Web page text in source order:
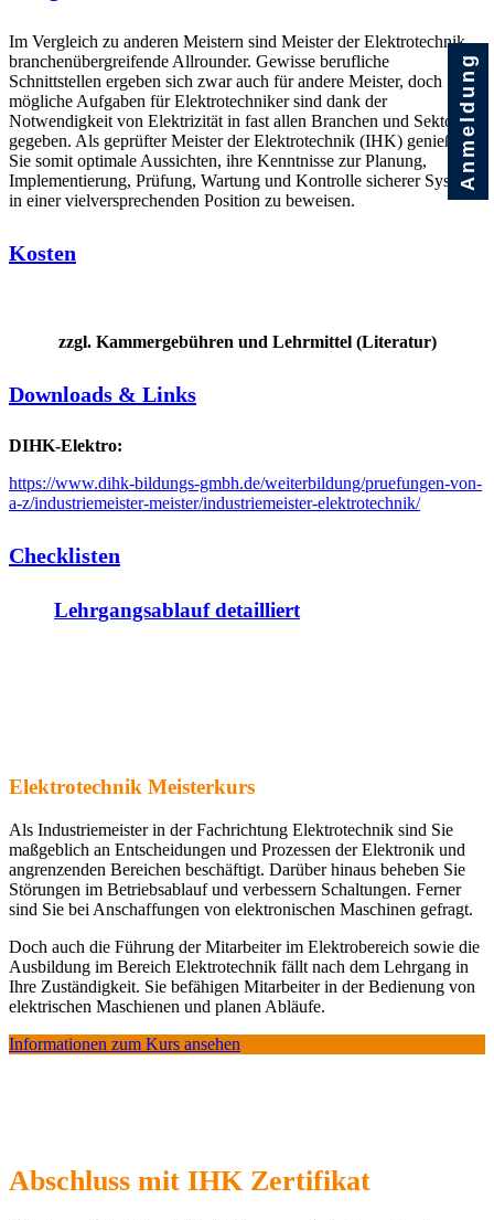
Im Vergleich zu anderen Meistern sind Meister der Elektrotechnik
branchenübergreifende Allrounder. Gewisse berufliche
Schnittstellen ergeben sich zwar auch für andere Meister, doch
mögliche Aufgaben für Elektrotechniker sind dank der
Notwendigkeit von Elektrizität in fast allen Branchen und Sektoren
gegeben. Als geprüfter Meister der Elektrotechnik (IHK) genießen
Sie somit optimale Aussichten, ihre Kenntnisse zur Planung,
Implementierung, Prüfung, Wartung und Kontrolle sicherer Systeme
in einer vielversprechenden Position zu beweisen.
Kosten
zzgl. Kammergebühren und Lehrmittel (Literatur)
Downloads & Links
DIHK-Elektro:
https://www.dihk-bildungs-gmbh.de/weiterbildung/pruefungen-von-
a-z/industriemeister-meister/industriemeister-elektrotechnik/
Checklisten
Lehrgangsablauf detailliert
Elektrotechnik Meisterkurs
Als Industriemeister in der Fachrichtung Elektrotechnik sind Sie
maßgeblich an Entscheidungen und Prozessen der Elektronik und
angrenzenden Bereichen beschäftigt. Darüber hinaus beheben Sie
Störungen im Betriebsablauf und verbessern Schaltungen. Ferner
sind Sie bei Anschaffungen von elektronischen Maschinen gefragt.
Doch auch die Führung der Mitarbeiter im Elektrobereich sowie die
Ausbildung im Bereich Elektrotechnik fällt nach dem Lehrgang in
Ihre Zuständigkeit. Sie befähigen Mitarbeiter in der Bedienung von
elektrischen Maschienen und planen Abläufe.
Informationen zum Kurs ansehen
Abschluss mit IHK Zertifikat
Anmeldung